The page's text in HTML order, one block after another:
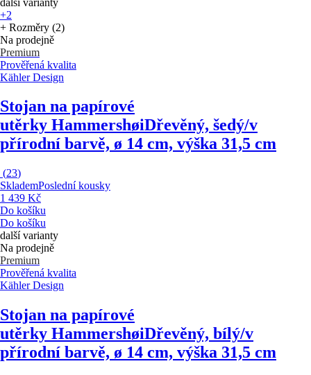
+2
+ Rozměry (2)
Na prodejně
Premium
Prověřená kvalita
Kähler Design
Stojan na papírové
utěrky HammershøiDřevěný, šedý/v
přírodní barvě, ø 14 cm, výška 31,5 cm
(23)
SklademPoslední kousky
1 439 Kč
Do košíku
Do košíku
další varianty
Na prodejně
Premium
Prověřená kvalita
Kähler Design
Stojan na papírové
utěrky HammershøiDřevěný, bílý/v
přírodní barvě, ø 14 cm, výška 31,5 cm